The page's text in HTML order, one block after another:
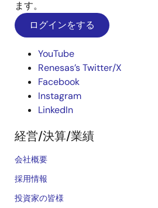
ます。
ログインをする
YouTube
Renesas’s Twitter/X
Facebook
Instagram
LinkedIn
経営/決算/業績
会社概要
採用情報
投資家の皆様